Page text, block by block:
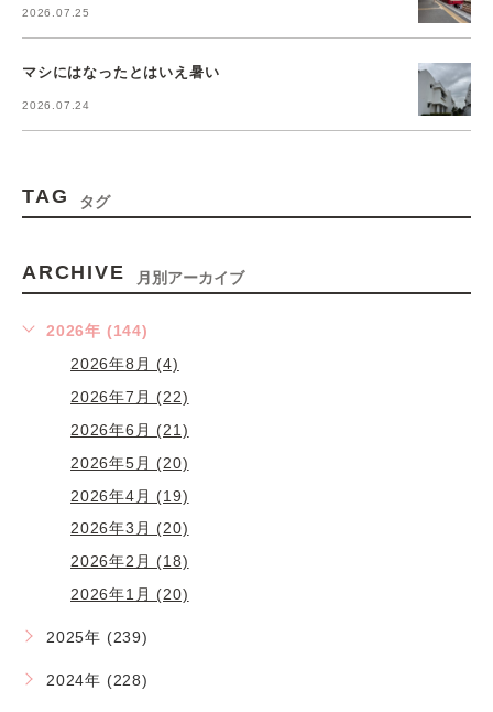
2026.07.25
マシにはなったとはいえ暑い
2026.07.24
TAG タグ
ARCHIVE 月別アーカイブ
2026年 (144)
2026年8月 (4)
2026年7月 (22)
2026年6月 (21)
2026年5月 (20)
2026年4月 (19)
2026年3月 (20)
2026年2月 (18)
2026年1月 (20)
2025年 (239)
2024年 (228)